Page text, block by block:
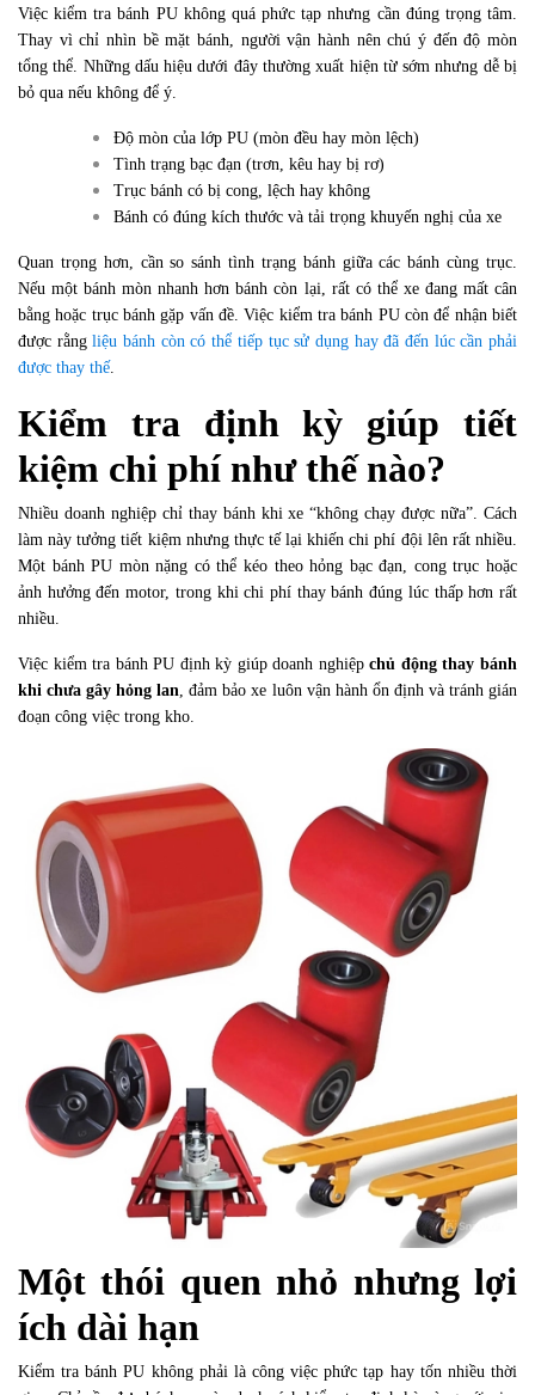
Việc kiểm tra bánh PU không quá phức tạp nhưng cần đúng trọng tâm.
Thay vì chỉ nhìn bề mặt bánh, người vận hành nên chú ý đến độ mòn
tổng thể. Những dấu hiệu dưới đây thường xuất hiện từ sớm nhưng dễ bị
bỏ qua nếu không để ý.
Độ mòn của lớp PU (mòn đều hay mòn lệch)
Tình trạng bạc đạn (trơn, kêu hay bị rơ)
Trục bánh có bị cong, lệch hay không
Bánh có đúng kích thước và tải trọng khuyến nghị của xe
Quan trọng hơn, cần so sánh tình trạng bánh giữa các bánh cùng trục.
Nếu một bánh mòn nhanh hơn bánh còn lại, rất có thể xe đang mất cân
bằng hoặc trục bánh gặp vấn đề. Việc kiểm tra bánh PU còn để nhận biết
được rằngliệu bánh còn có thể tiếp tục sử dụng hay đã đến lúc cần phải
được thay thế.
Kiểm tra định kỳ giúp tiết
kiệm chi phí như thế nào?
Nhiều doanh nghiệp chỉ thay bánh khi xe “không chạy được nữa”. Cách
làm này tưởng tiết kiệm nhưng thực tế lại khiến chi phí đội lên rất nhiều.
Một bánh PU mòn nặng có thể kéo theo hỏng bạc đạn, cong trục hoặc
ảnh hưởng đến motor, trong khi chi phí thay bánh đúng lúc thấp hơn rất
nhiều.
Việc kiểm tra bánh PU định kỳ giúp doanh nghiệpchủ động thay bánh
khi chưa gây hỏng lan, đảm bảo xe luôn vận hành ổn định và tránh gián
đoạn công việc trong kho.
Một thói quen nhỏ nhưng lợi
ích dài hạn
Kiểm tra bánh PU không phải là công việc phức tạp hay tốn nhiều thời